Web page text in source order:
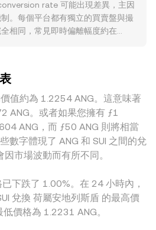
觸發短期波動，例如主要司法轄區
涉及證券屬性的界定，或大型交易
合規要求更新，以及基金會或生態
上與交易所的大額地址調倉、解鎖
會對短期供需與 SUI/ANG 的
。
的平台對 VWAP 的影響更大。在實
rate，則 ANG 價值 = SUI 數量
SUI 數量 = ANG 價值 / conversion
量，價格近似為 y/x；當有大額換
會自動在彈性曲線上重新定價，
ANG conversion rate。
rate 可能出現差異，主因
。每個平台都有獨立的買賣盤與撮
相同，常見即時偏離幅度約在
幅度的價格變化。部分地區或監管
例如某些司法轄區對 SUI 的合規要
制度，會改變當地可用流動性與
先以 SUI/USDT 或 SUI/USD 定
USDT 與美元之間的輕微溢折，以
制，都可能透過路由傳導至最終的
者會買低賣高以縮窄價差，在多數
讓所有平台的 SUI/ANG
。
值約為 1.2254 ANG。這意味著
ANG。或者如果您擁有 ƒ1
ANG，而 ƒ50 ANG 則將相當
數字體現了 ANG 和 SUI 之間的兌
市場波動而有所不同。
下跌了 1.00%。在 24 小時內，
兌換 荷屬安地列斯盾 的最高價
價格為 1.2231 ANG。